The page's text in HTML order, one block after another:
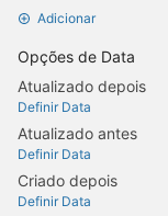
Adicionar
Opções de Data
Atualizado depois
Definir Data
Atualizado antes
Definir Data
Criado depois
Definir Data